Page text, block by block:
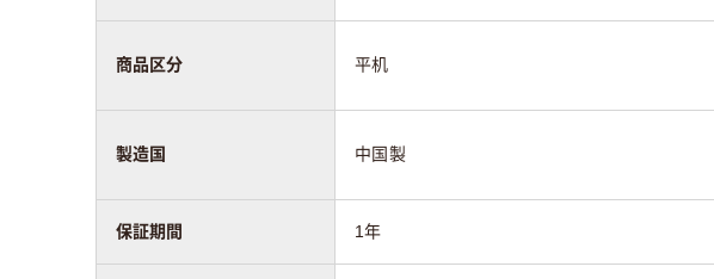
商品区分 平机
製造国 中国製
保証期間 1年